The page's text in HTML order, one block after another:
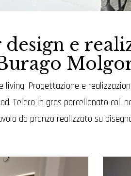
e
Progettazione e
Telero in gres porcellanato
da pranzo realizzato su